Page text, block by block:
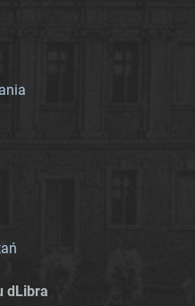
dLibra